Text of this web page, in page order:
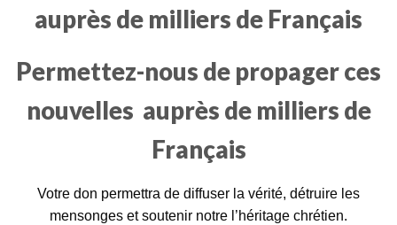
auprès de milliers de Français
Permettez-nous de propager ces
nouvelles auprès de milliers de
Français
Votre don permettra de diffuser la vérité, détruire les
mensonges et soutenir notre l’héritage chrétien.